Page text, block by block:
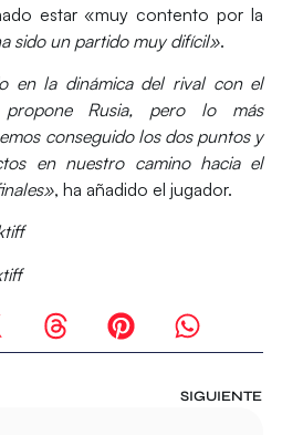
estar «muy contento por la
sido un partido muy difícil».
en la dinámica del rival con el
Rusia, pero lo más
conseguido los dos puntos y
en nuestro camino hacia el
, ha añadido el jugador.
SIGUIENTE